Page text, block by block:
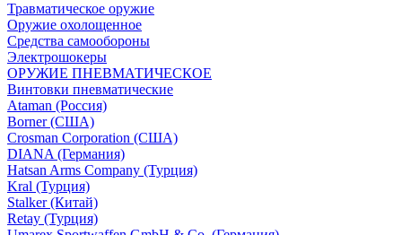
Травматическое оружие
Оружие охолощенное
Средства самообороны
Электрошокеры
ОРУЖИЕ ПНЕВМАТИЧЕСКОЕ
Винтовки пневматические
Ataman (Россия)
Borner (США)
Crosman Corporation (США)
DIANA (Германия)
Hatsan Arms Company (Турция)
Kral (Турция)
Stalker (Китай)
Retay (Турция)